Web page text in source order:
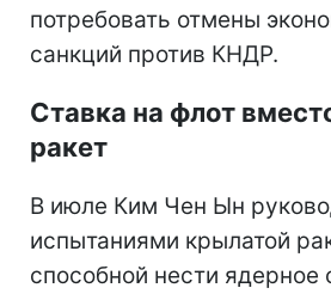
потребовать отмены
санкций против КНДР.
Ставка на флот
ракет
В июле Ким Чен Ын
испытаниями крылатой
способной нести ядерное